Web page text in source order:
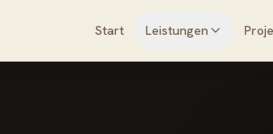
Start Leistungen